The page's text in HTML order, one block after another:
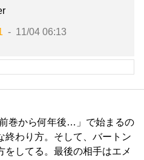
11/04 06:13
巻から何年後…」で始まるの
終わり方。そして、バートン
をしてる。最後の相手はエメ